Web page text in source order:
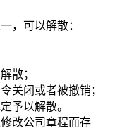
，可以解散：
散；
关闭或者被撤销；
予以解散。
改公司章程而存